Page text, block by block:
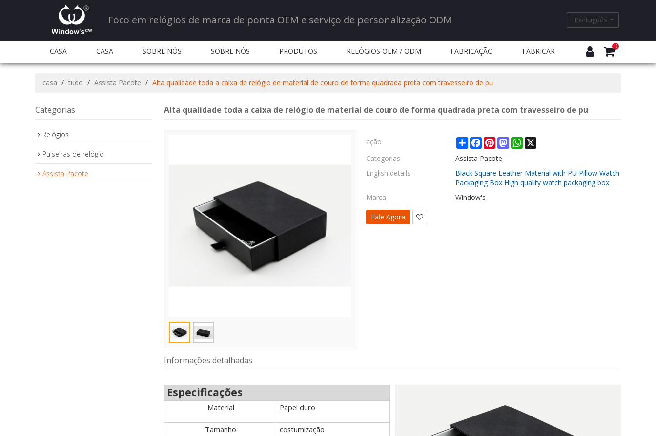
Foco em relógios de marca de ponta OEM e serviço de personalização ODM Português
CASA CASA SOBRE NÓS SOBRE NÓS PRODUTOS RELÓGIOS OEM / ODM FABRICAÇÃO FABRICAR
0
casa / tudo / Assista Pacote / Alta qualidade toda a caixa de relógio de material de couro de forma quadrada preta com travesseiro de pu
Categorias
Relógios
Pulseiras de relógio
Assista Pacote
Alta qualidade toda a caixa de relógio de material de couro de forma quadrada preta com travesseiro de pu
ação ShareFacebook
PinterestMastodonWhatsApp
X
Categorias
Assista Pacote
English details
Black Square Leather Material with PU Pillow Watch
Packaging Box High quality watch packaging box
Marca
Window's
Fale Agora
Informações detalhadas
Especificações
Material Papel duro
Tamanho costumização